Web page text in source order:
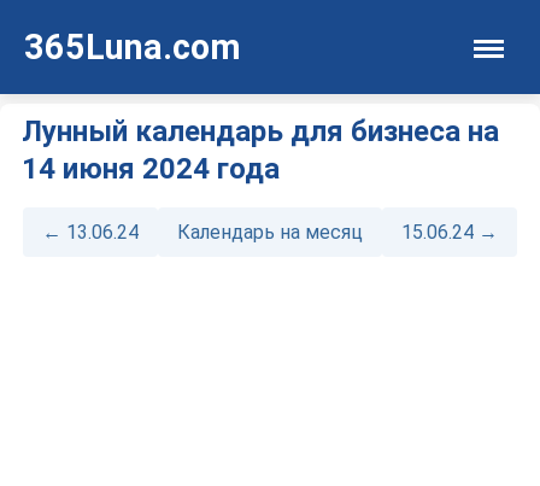
365Luna.com
Лунный календарь для бизнеса на
14 июня 2024 года
← 13.06.24 Календарь на месяц 15.06.24 →